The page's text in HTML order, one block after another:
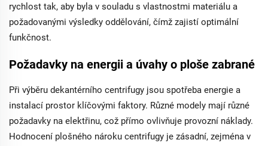
rychlost tak, aby byla v souladu s vlastnostmi materiálu a
požadovanými výsledky oddělování, čímž zajistí optimální
funkčnost.
Požadavky na energii a úvahy o ploše zabrané
Při výběru dekantérního centrifugy jsou spotřeba energie a
instalací prostor klíčovými faktory. Různé modely mají různé
požadavky na elektřinu, což přímo ovlivňuje provozní náklady.
Hodnocení plošného nároku centrifugy je zásadní, zejména v